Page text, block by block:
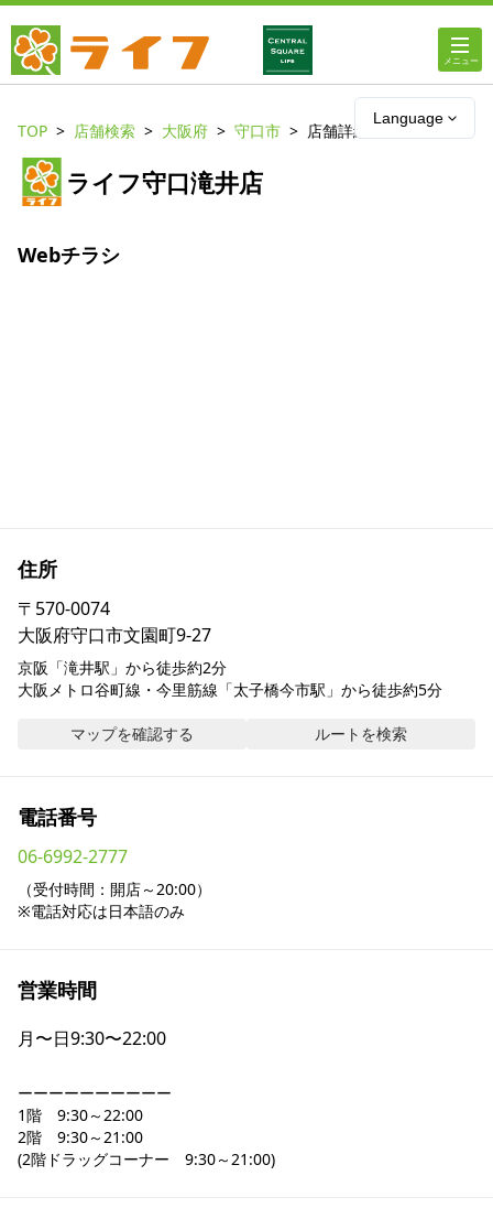
Language
店舗・チラシ情報
Contact us in English
TOP 店舗検索 大阪府 守口市 店舗詳細
ライフ守口滝井店
Webチラシ
住所
〒 570-0074
大阪府守口市文園町9-27
京阪「滝井駅」から徒歩約2分
大阪メトロ谷町線・今里筋線「太子橋今市駅」から徒歩約5分
マップを確認する ルートを検索
電話番号
06-6992-2777
（受付時間：開店～20:00）
※電話対応は日本語のみ
営業時間
月〜日9:30〜22:00
ーーーーーーーーーー
1階　9:30～22:00
2階　9:30～21:00
(2階ドラッグコーナー　9:30～21:00)